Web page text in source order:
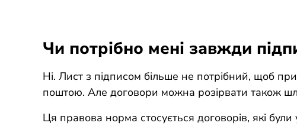
Чи потрібно мені завжди
Ні. Лист з підписом більше не потрібний, щоб
поштою. Але договори можна розірвати також
Ця правова норма стосується договорів, які